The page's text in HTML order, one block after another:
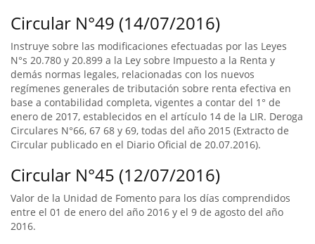
Circular N°49 (14/07/2016)
Instruye sobre las modificaciones efectuadas por las Leyes
N°s 20.780 y 20.899 a la Ley sobre Impuesto a la Renta y
demás normas legales, relacionadas con los nuevos
regímenes generales de tributación sobre renta efectiva en
base a contabilidad completa, vigentes a contar del 1° de
enero de 2017, establecidos en el artículo 14 de la LIR. Deroga
Circulares N°66, 67 68 y 69, todas del año 2015 (Extracto de
Circular publicado en el Diario Oficial de 20.07.2016).
Circular N°45 (12/07/2016)
Valor de la Unidad de Fomento para los días comprendidos
entre el 01 de enero del año 2016 y el 9 de agosto del año
2016.